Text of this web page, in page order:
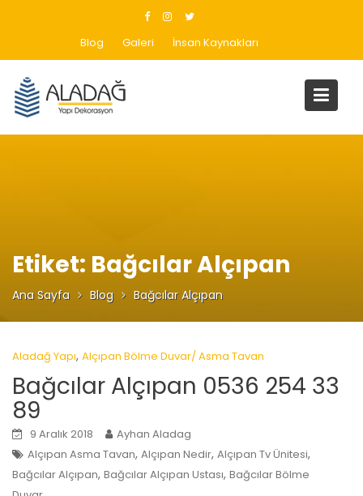
Blog Galeri İnsan Kaynakları
Etiket: Bağcılar Alçıpan
Ana Sayfa Blog Bağcılar Alçıpan
Aladağ Yapı, Alçıpan Bölme Duvar/ Asma Tavan
Bağcılar Alçıpan 0536 254 33
89
9 Aralık 2018
Ayhan Aladag
Alçıpan Asma Tavan, Alçıpan Nedir, Alçıpan Tv Ünitesi,
Bağcılar Alçıpan, Bağcılar Alçıpan Ustası, Bağcılar Bölme